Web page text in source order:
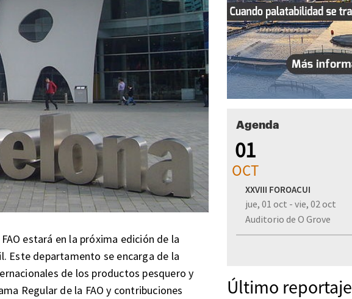
estará en la próxima edición de la
Este departamento se encarga de la
de los productos pesquero y
Regular de la FAO y contribuciones
Agenda
01
OCT
XXVIII FOROACUI
jue, 01 oct - vie, 02 oct
Auditorio de O Grove
Último reportaje